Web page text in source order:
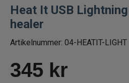
Lim
Elektronik
Rullvård
Heat It USB
healer
Artikelnummer: 04-HEATIT-LIGHT
345 kr